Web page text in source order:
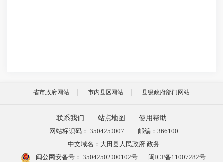
省市政府网站 市内县区网站 县级政府部门网站
联系我们 站点地图
使用帮助
网站标识码： 3504250007
邮编：366100
中文域名：大田县人民政府.政务
闽公网安备号： 35042502000102号 闽ICP备11007282号